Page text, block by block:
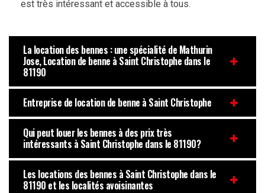
est très intéressant et accessible à tous.
La location des bennes : une spécialité de Mathurin
Jose, Location de benne à Saint Christophe dans le
81190
Entreprise de location de benne à Saint Christophe
Qui peut louer les bennes à des prix très
intéressants à Saint Christophe dans le 81190?
Les locations des bennes à Saint Christophe dans le
81190 et les localités avoisinantes